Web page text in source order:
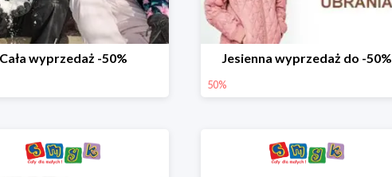
wyprzedaż -50% Jesienna wyprzedaż do -50%
50%